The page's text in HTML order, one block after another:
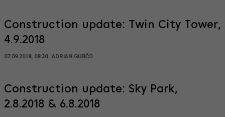
Construction update: Twin City Tower,
4.9.2018
07.09.2018, 08:30 ADRIAN GUBČO
Construction update: Sky Park,
2.8.2018 & 6.8.2018